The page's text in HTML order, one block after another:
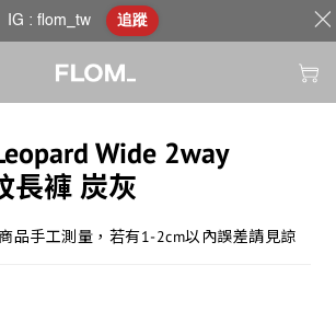
Wide 2way
長褲 炭灰
品手工測量，若有1-2cm以內誤差請見諒
IG : flom_tw 追蹤